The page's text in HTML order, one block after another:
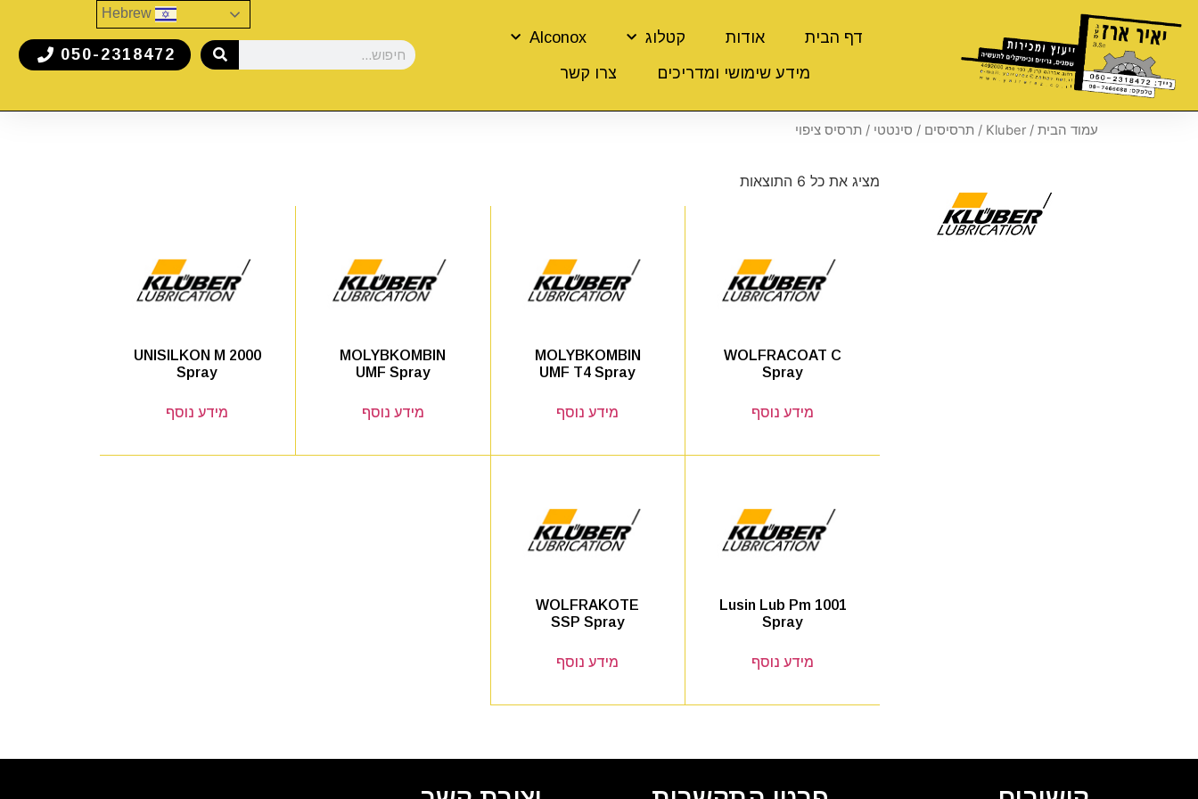
דף הבית אודות קטלוג
Alconox
מידע שימושי ומדריכים
צרו קשר
050-2318472
עמוד הבית /
Kluber
/ תרסיסים / סינטטי / תרסיס ציפוי
מציג את כל 6 התוצאות
WOLFRACOAT C
Spray
מידע נוסף
MOLYBKOMBIN
UMF T4 Spray
מידע נוסף
MOLYBKOMBIN
UMF Spray
מידע נוסף
UNISILKON M 2000
Spray
מידע נוסף
Lusin Lub Pm 1001
Spray
מידע נוסף
WOLFRAKOTE
SSP Spray
מידע נוסף
Hebrew